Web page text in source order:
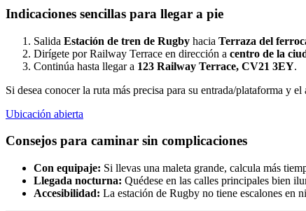
Indicaciones sencillas para llegar a pie
Salida Estación de tren de Rugby hacia Terraza del
Dirígete por Railway Terrace en dirección a centro de la
Continúa hasta llegar a 123 Railway Terrace, CV21 3EY.
Si desea conocer la ruta más precisa para su entrada/plataforma y
Ubicación abierta
Consejos para caminar sin complicaciones
Con equipaje: Si llevas una maleta grande, calcula más
Llegada nocturna: Quédese en las calles principales bien
Accesibilidad: La estación de Rugby no tiene escalones en